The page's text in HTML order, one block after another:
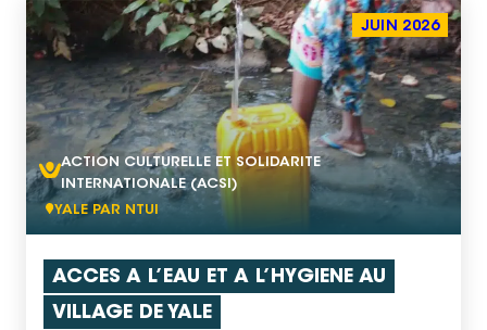
JUIN 2026
ACTION CULTURELLE ET SOLIDARITE
INTERNATIONALE (ACSI)
YALE PAR NTUI
ACCES A L’EAU ET A L’HYGIENE AU
VILLAGE DE YALE